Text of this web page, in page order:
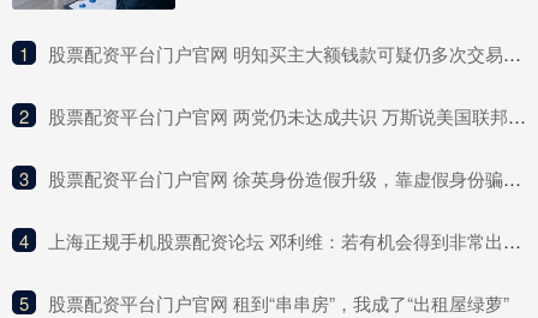
1 ​股票配资平台门户官网 明知买主大额钱款可疑仍多次交易，一金店老板配合电诈人员转移赃款获刑
2 ​股票配资平台门户官网 两党仍未达成共识 万斯说美国联邦政府即将“关门”
3 ​股票配资平台门户官网 徐英身份造假升级，靠虚假身份骗了288万，研究庞家捐赠文物课题
4 ​上海正规手机股票配资论坛 邓利维：若有机会得到非常出色的球员 那我们愿动用所有资源交易
5 ​股票配资平台门户官网 租到“串串房”，我成了“出租屋绿萝”